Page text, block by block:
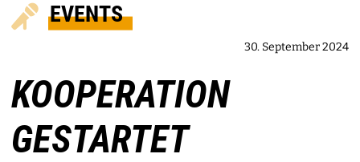
EVENTS
30. September 2024
KOOPERATION
GESTARTET